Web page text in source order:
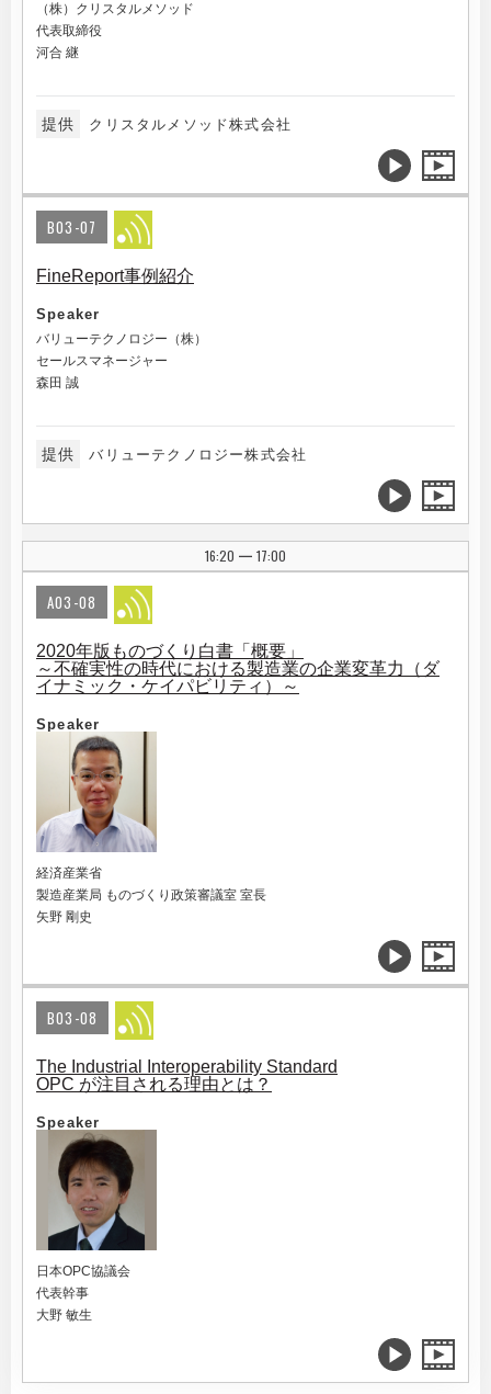
（株）クリスタルメソッド
代表取締役
河合 継
提供 クリスタルメソッド株式会社
B03-07
FineReport事例紹介
Speaker
バリューテクノロジー（株）
セールスマネージャー
森田 誠
提供 バリューテクノロジー株式会社
16:20 | 17:00
A03-08
2020年版ものづくり白書「概要」
～不確実性の時代における製造業の企業変革力（ダ
イナミック・ケイパビリティ）～
Speaker
経済産業省
製造産業局 ものづくり政策審議室 室長
矢野 剛史
B03-08
The Industrial Interoperability Standard
OPC が注目される理由とは？
Speaker
日本OPC協議会
代表幹事
大野 敏生